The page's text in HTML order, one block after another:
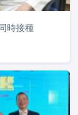
時接種